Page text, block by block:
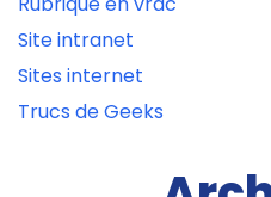
Site intranet
Sites internet
Trucs de Geeks